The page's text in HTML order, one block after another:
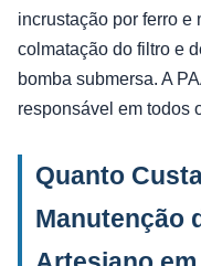
incrustação por ferro e
colmatação do filtro e
bomba submersa. A
responsável em todos
Quanto
Manutenção